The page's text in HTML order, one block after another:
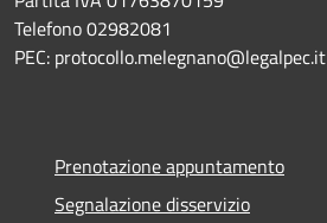
Telefono 02982081
PEC: protocollo.melegnano@legalpec.it
Prenotazione appuntamento
Segnalazione disservizio